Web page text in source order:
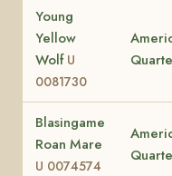
Young
Yellow
Wolf U
0081730
Blasingame
Roan Mare
U 0074574